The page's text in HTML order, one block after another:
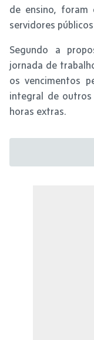
de ensino, foram
servidores
Segundo a
jornada de
os vencimentos
integral de
horas extras.